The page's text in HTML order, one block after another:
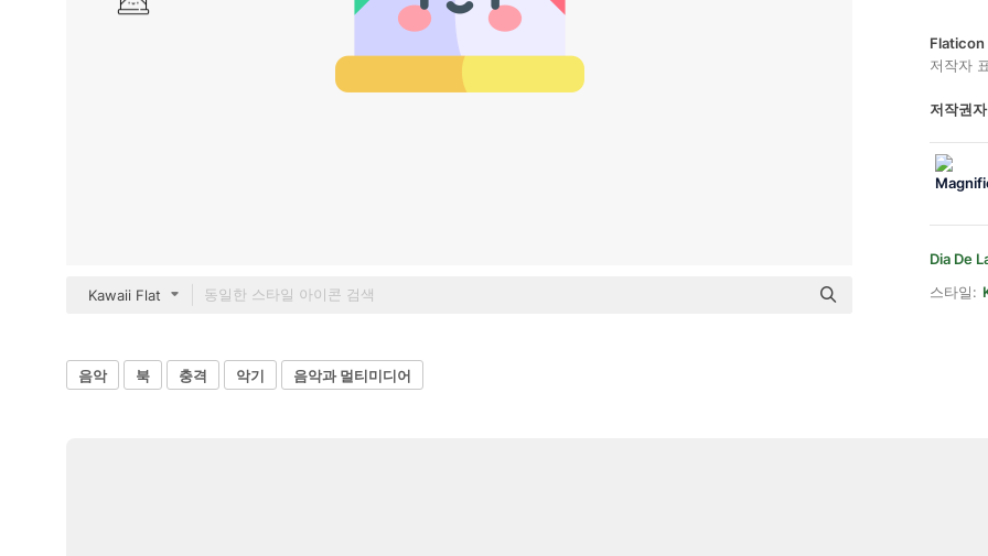
Kawaii Flat
Flaticon
저작자
저작권
Dia De
스타일:
음악 북 충격 악기 음악과 멀티미디어